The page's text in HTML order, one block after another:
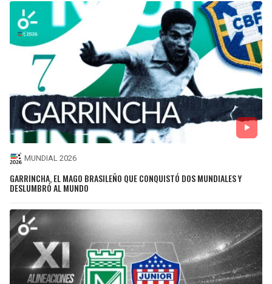
MUNDIAL 2026
GARRINCHA, EL MAGO BRASILEÑO QUE CONQUISTÓ DOS MUNDIALES Y
DESLUMBRÓ AL MUNDO